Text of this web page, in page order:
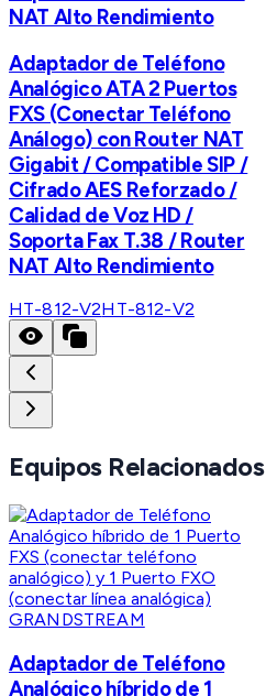
NAT Alto Rendimiento
Adaptador de Teléfono
Analógico ATA 2 Puertos
FXS (Conectar Teléfono
Análogo) con Router NAT
Gigabit / Compatible SIP /
Cifrado AES Reforzado /
Calidad de Voz HD /
Soporta Fax T.38 / Router
NAT Alto Rendimiento
HT-812-V2HT-812-V2
Equipos Relacionados
GRANDSTREAM
Adaptador de Teléfono
Analógico híbrido de 1